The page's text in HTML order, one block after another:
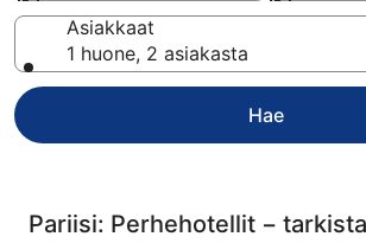
Asiakkaat
1 huone, 2 asiakasta
Hae
Pariisi: Perhehotellit −